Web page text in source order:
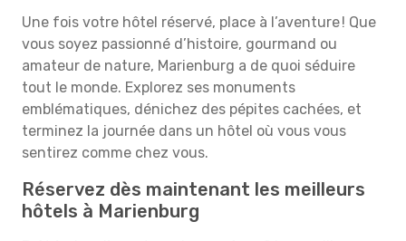
Une fois votre hôtel réservé, place à l’aventure ! Que
vous soyez passionné d’histoire, gourmand ou
amateur de nature, Marienburg a de quoi séduire
tout le monde. Explorez ses monuments
emblématiques, dénichez des pépites cachées, et
terminez la journée dans un hôtel où vous vous
sentirez comme chez vous.
Réservez dès maintenant les meilleurs
hôtels à Marienburg